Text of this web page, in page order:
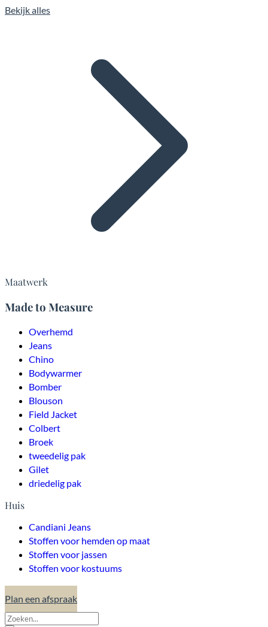
Bekijk alles
Maatwerk
Made to Measure
Overhemd
Jeans
Chino
Bodywarmer
Bomber
Blouson
Field Jacket
Colbert
Broek
tweedelig pak
Gilet
driedelig pak
Huis
Candiani Jeans
Stoffen voor hemden op maat
Stoffen voor jassen
Stoffen voor kostuums
Plan een afspraak